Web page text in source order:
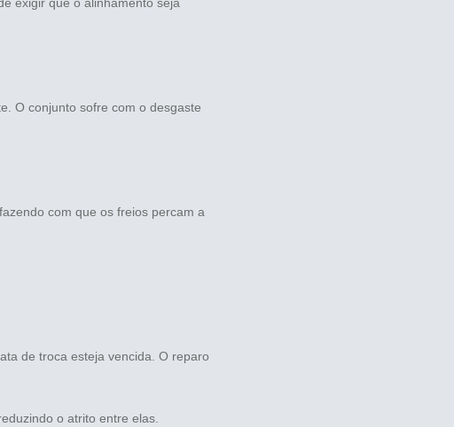
O conjunto sofre com o desgaste
com que os freios percam a
de troca esteja vencida. O reparo
o atrito entre elas.